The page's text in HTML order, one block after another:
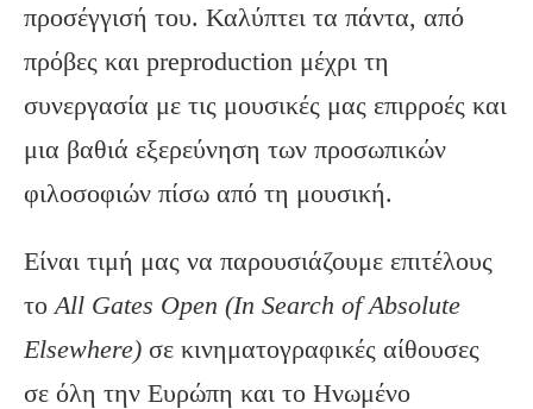
προσέγγισή του. Καλύπτει τα πάντα, από
πρόβες και preproduction μέχρι τη
συνεργασία με τις μουσικές μας επιρροές και
μια βαθιά εξερεύνηση των προσωπικών
φιλοσοφιών πίσω από τη μουσική.
Είναι τιμή μας να παρουσιάζουμε επιτέλους
το All Gates Open (In Search ofAbsolute
Elsewhere) σε κινηματογραφικές αίθουσες
σε όλη την Ευρώπη και το Ηνωμένο